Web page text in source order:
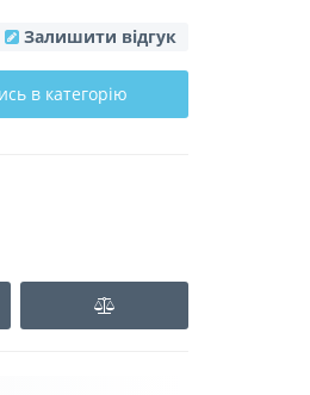
Залишити відгук
в категорію